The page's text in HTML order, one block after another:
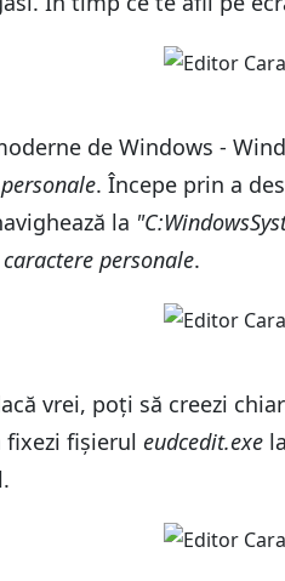
de Windows -
. Începe prin a
la
personale.
vrei, poți să creezi
fixezi fișierul eudcedit.exe